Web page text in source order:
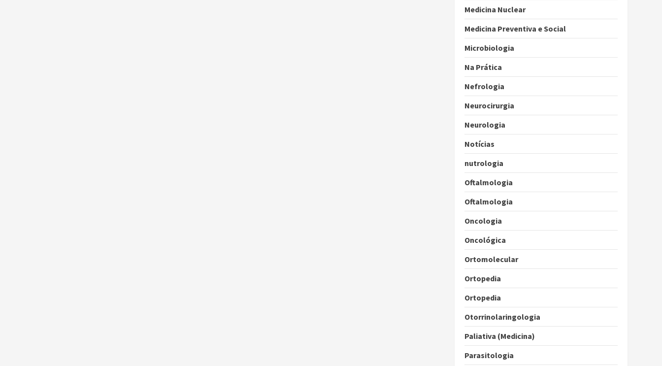
Medicina Nuclear
Medicina Preventiva e Social
Microbiologia
Na Prática
Nefrologia
Neurocirurgia
Neurologia
Notícias
nutrologia
Oftalmologia
Oftalmologia
Oncologia
Oncológica
Ortomolecular
Ortopedia
Ortopedia
Otorrinolaringologia
Paliativa (Medicina)
Parasitologia